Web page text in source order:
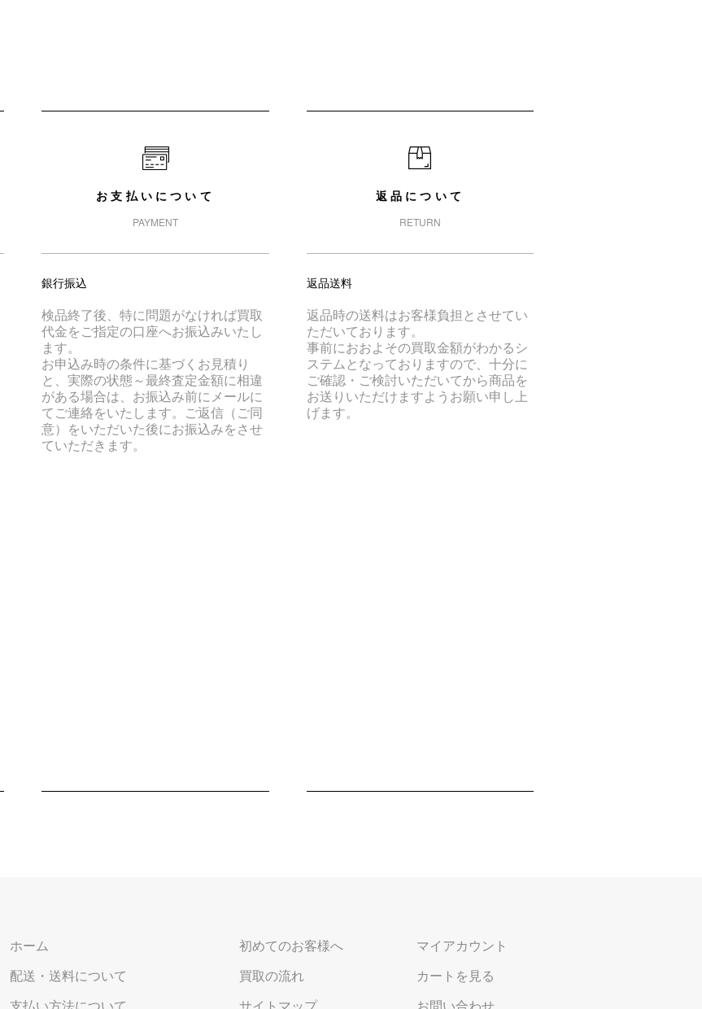
お支払いについて
PAYMENT
銀行振込
検品終了後、特に問題がなければ買取
代金をご指定の口座へお振込みいたし
ます。
お申込み時の条件に基づくお見積り
と、実際の状態～最終査定金額に相違
がある場合は、お振込み前にメールに
てご連絡をいたします。ご返信（ご同
意）をいただいた後にお振込みをさせ
ていただきます。
返品について
RETURN
返品送料
返品時の送料はお客様負担とさせてい
ただいております。
事前におおよその買取金額がわかるシ
ステムとなっておりますので、十分に
ご確認・ご検討いただいてから商品を
お送りいただけますようお願い申し上
げます。
ホーム
配送・送料について
初めてのお客様へ
買取の流れ
マイアカウント
カートを見る